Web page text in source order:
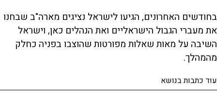
בחודשים האחרונים, הגיעו לישראל נציגים מארה"ב שבחנו
את מעברי הגבול הישראליים ואת הנהלים כאן, וישראל
השיבה על מאות שאלות מפורטות שהוצבו בפניה כחלק
מהמהלך.
עוד כתבות בנושא